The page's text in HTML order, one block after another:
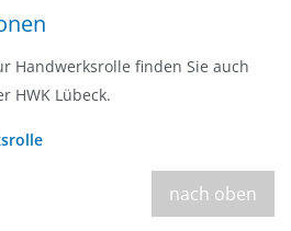
Handwerksrolle finden Sie auch
HWK Lübeck.
nach oben